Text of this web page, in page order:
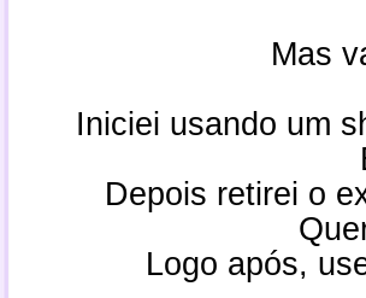
Mas
Iniciei usando um
Depois retirei o
Logo após,